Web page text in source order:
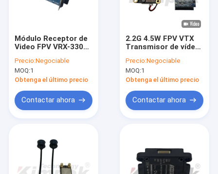
Visita a la fábrica
Solicitar una cotización
Transmisor video de FPV
Transmisor de vídeo analógico
Módulo Receptor de
Video FPV VRX-3301
Amplio de 5-36V y
Función de Escaneo
Automático para
Precio:Negociable
MOQ:1
Obtenga el último precio
Contactar ahora
2.2G 4.5W FPV VTX
Transmisor de vídeo
transmisión estable
de imágenes de
drones
Precio:Negociable
MOQ:1
Obtenga el último precio
Contactar ahora